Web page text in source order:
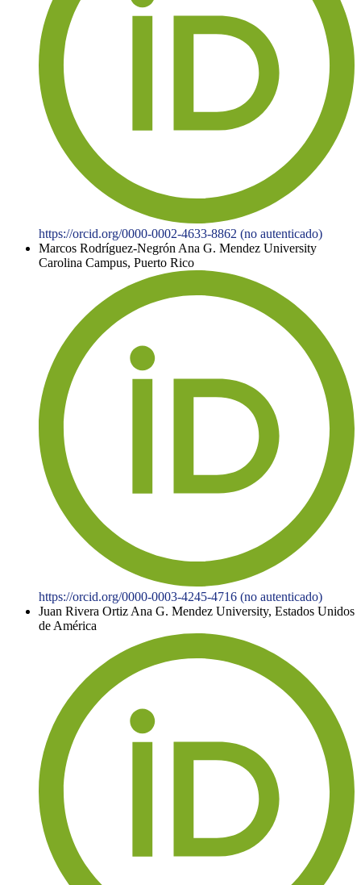
https://orcid.org/0000-0002-4633-8862 (no autenticado)
Marcos Rodríguez-Negrón Ana G. Mendez University
Carolina Campus, Puerto Rico
https://orcid.org/0000-0003-4245-4716 (no autenticado)
Juan Rivera Ortiz Ana G. Mendez University, Estados Unidos
de América